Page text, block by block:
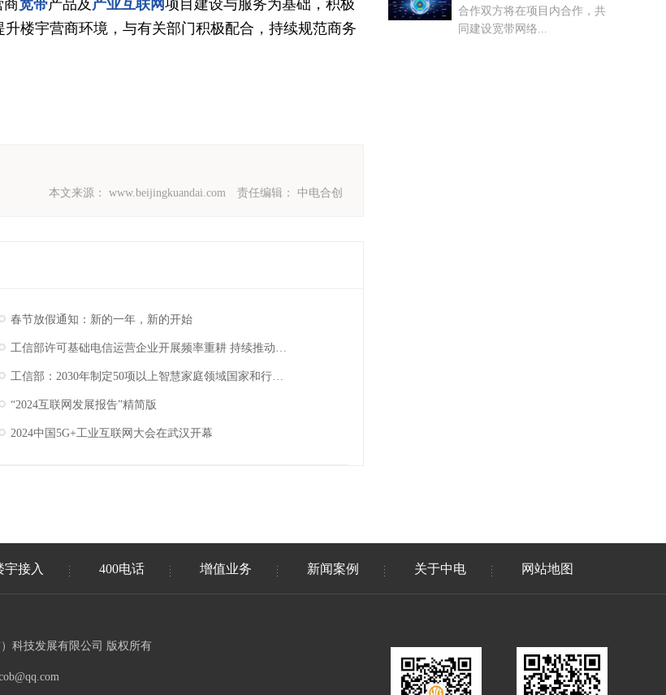
商宽带产品及 产业互联网项目建设与服务为基础，积极
楼宇营商环境，与有关部门积极配合，持续规范商务
本文来源： www.beijingkuandai.com 责任编辑： 中电合创
春节放假通知：新的一年，新的开始
工信部许可基础电信运营企业开展频率重耕 持续推动我国5G产业高质量发展
工信部：2030年制定50项以上智慧家庭领域国家和行业标准
“2024互联网发展报告”精简版
2024中国5G+工业互联网大会在武汉开幕
合作双方将在项目内合作，共
同建设宽带网络...
宇接入 400电话 增值业务 新闻案例 关于中电 网站地图
科技发展有限公司 版权所有